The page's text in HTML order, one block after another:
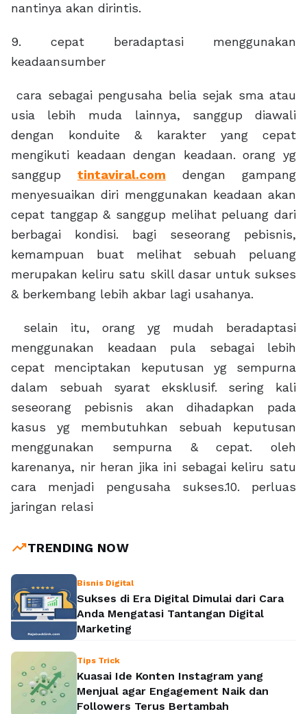
nantinya akan dirintis.
9. cepat beradaptasi menggunakan
keadaansumber
cara sebagai pengusaha belia sejak sma atau
usia lebih muda lainnya, sanggup diawali
dengan konduite & karakter yang cepat
mengikuti keadaan dengan keadaan. orang yg
sanggup tintaviral.com dengan gampang
menyesuaikan diri menggunakan keadaan akan
cepat tanggap & sanggup melihat peluang dari
berbagai kondisi. bagi seseorang pebisnis,
kemampuan buat melihat sebuah peluang
merupakan keliru satu skill dasar untuk sukses
& berkembang lebih akbar lagi usahanya.
selain itu, orang yg mudah beradaptasi
menggunakan keadaan pula sebagai lebih
cepat menciptakan keputusan yg sempurna
dalam sebuah syarat eksklusif. sering kali
seseorang pebisnis akan dihadapkan pada
kasus yg membutuhkan sebuah keputusan
menggunakan sempurna & cepat. oleh
karenanya, nir heran jika ini sebagai keliru satu
cara menjadi pengusaha sukses.10. perluas
jaringan relasi
trending_upTRENDING NOW
Bisnis Digital
Sukses di Era Digital Dimulai dari Cara
Anda Mengatasi Tantangan Digital
Marketing
Tips Trick
Kuasai Ide Konten Instagram yang
Menjual agar Engagement Naik dan
Followers Terus Bertambah